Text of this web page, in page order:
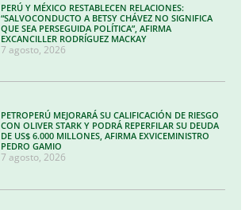
PERÚ Y MÉXICO RESTABLECEN RELACIONES:
“SALVOCONDUCTO A BETSY CHÁVEZ NO SIGNIFICA
QUE SEA PERSEGUIDA POLÍTICA”, AFIRMA
EXCANCILLER RODRÍGUEZ MACKAY
7 agosto, 2026
PETROPERÚ MEJORARÁ SU CALIFICACIÓN DE RIESGO
CON OLIVER STARK Y PODRÁ REPERFILAR SU DEUDA
DE US$ 6.000 MILLONES, AFIRMA EXVICEMINISTRO
PEDRO GAMIO
7 agosto, 2026